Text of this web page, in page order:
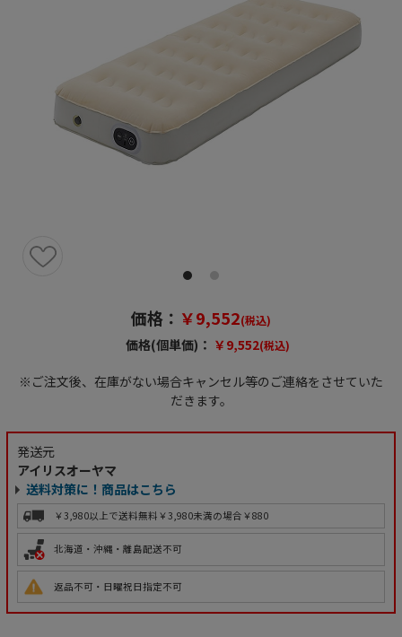
価格： ￥9,552(税込)
価格(個単価)： ￥9,552(税込)
※ご注文後、在庫がない場合キャンセル等のご連絡をさせていた
だきます。
発送元
アイリスオーヤマ
送料対策に！商品はこちら
￥3,980以上で送料無料 ￥3,980未満の場合￥880
北海道・沖縄・離島配送不可
返品不可・日曜祝日指定不可